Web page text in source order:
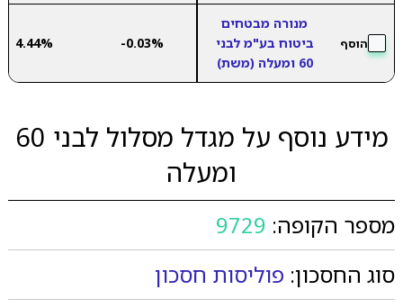
הוסף
מנורה מבטחים
ביטוח בע"מ לבני
60 ומעלה (משת)
-0.03%
4.44%
מידע נוסף על מגדל מסלול לבני 60
ומעלה
מספר הקופה: 9729
סוג החסכון: פוליסות חסכון